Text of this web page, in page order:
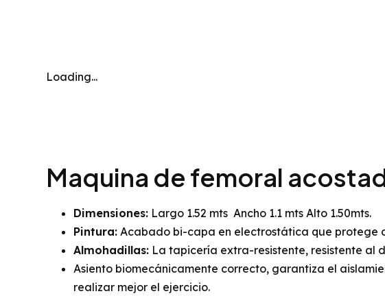
Loading...
Maquina de femoral
Dimensiones: Largo 1.52 mts Ancho 1.1 mts Alto 1.50mts.
Pintura: Acabado bi-capa en electrostática que protege
Almohadillas: La tapicería extra-resistente, resistente al
Asiento biomecánicamente correcto, garantiza el
realizar mejor el ejercicio.